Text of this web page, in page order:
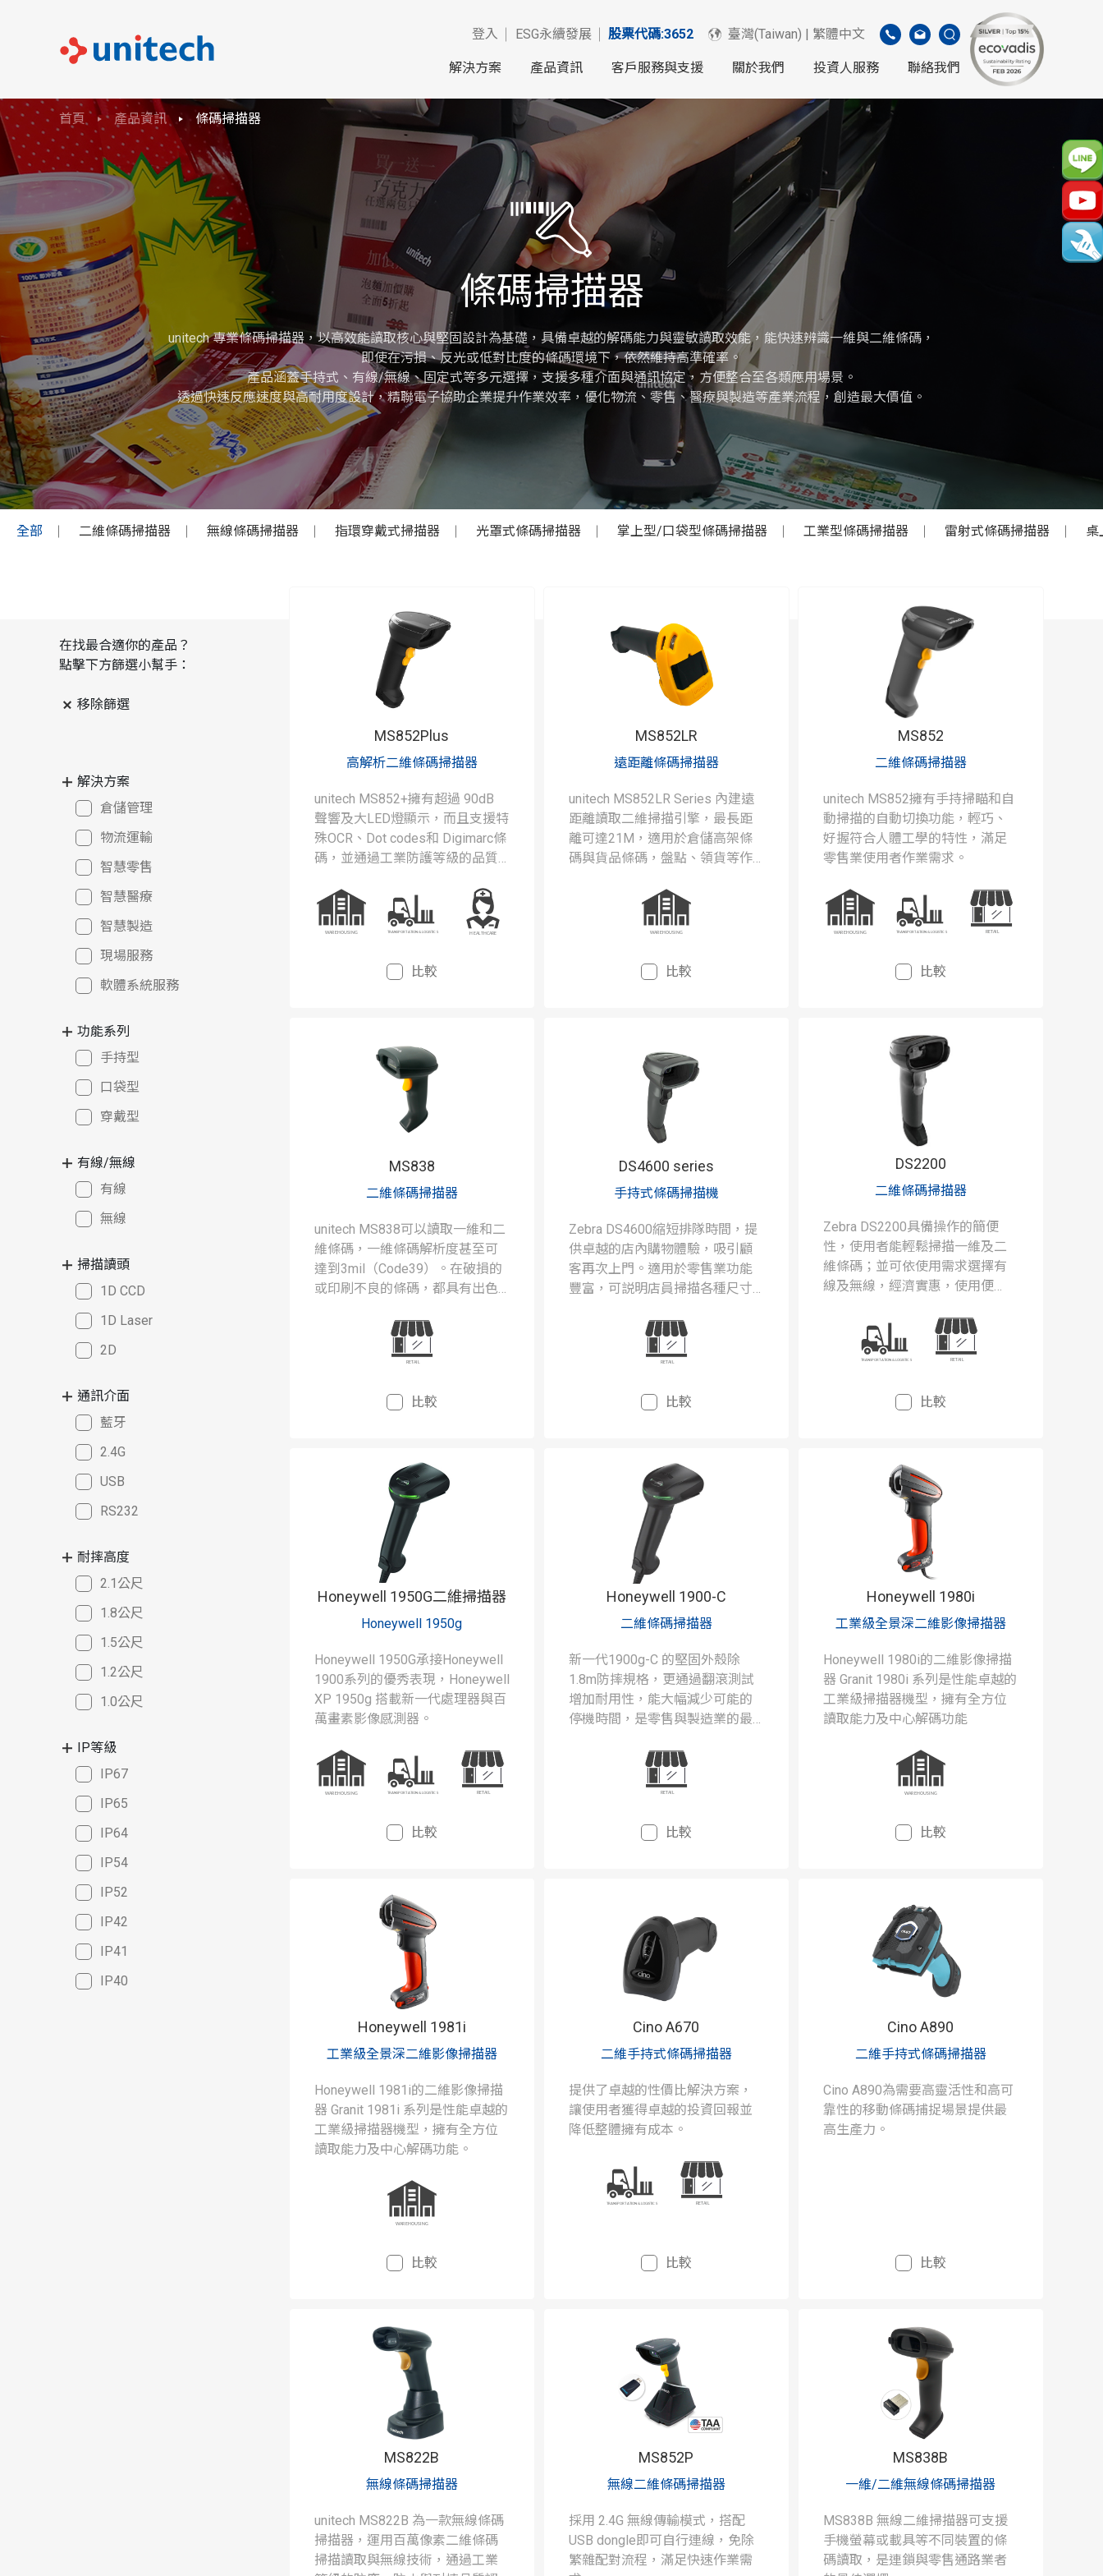
登入 ESG永續發展 股票代碼:3652 臺灣(Taiwan) | 繁體中文
解決方案 產品資訊 客戶服務與支援 關於我們 投資人服務 聯絡我們
首頁 產品資訊 條碼掃描器
條碼掃描器
unitech 專業條碼掃描器，以高效能讀取核心與堅固設計為基礎，具備卓越的解碼能力與靈敏讀取效能，能快速辨識一維與二維條碼，
即使在污損、反光或低對比度的條碼環境下，依然維持高準確率。
產品涵蓋手持式、有線/無線、固定式等多元選擇，支援多種介面與通訊協定，方便整合至各類應用場景。
透過快速反應速度與高耐用度設計，精聯電子協助企業提升作業效率，優化物流、零售、醫療與製造等產業流程，創造最大價值。
全部 二維條碼掃描器 無線條碼掃描器 指環穿戴式掃描器 光罩式條碼掃描器 掌上型/口袋型條碼掃描器 工業型條碼掃描器 雷射式條碼掃描器 桌
在找最合適你的產品？
點擊下方篩選小幫手：
移除篩選
解決方案
倉儲管理
物流運輸
智慧零售
智慧醫療
智慧製造
現場服務
軟體系統服務
功能系列
手持型
口袋型
穿戴型
有線/無線
有線
無線
掃描讀頭
1D CCD
1D Laser
2D
通訊介面
藍牙
2.4G
USB
RS232
耐摔高度
2.1公尺
1.8公尺
1.5公尺
1.2公尺
1.0公尺
IP等級
IP67
IP65
IP64
IP54
IP52
IP42
IP41
IP40
MS852Plus
高解析二維條碼掃描器
unitech MS852+擁有超過 90dB
聲響及大LED燈顯示，而且支援特
殊OCR、Dot codes和 Digimarc條
碼，並通過工業防護等級的品質
善率保證。
比較
MS852LR
遠距離條碼掃描器
unitech MS852LR Series 內建遠
距離讀取二維掃描引擎，最長距
離可達21M，適用於倉儲高架條
碼與貨品條碼，盤點、領貨等作
比較
MS852
二維條碼掃描器
unitech MS852擁有手持掃瞄和自
動掃描的自動切換功能，輕巧、
好握符合人體工學的特性，滿足
零售業使用者作業需求。
比較
MS838
二維條碼掃描器
unitech MS838可以讀取一維和二
維條碼，一維條碼解析度甚至可
達到3mil（Code39）。在破損的
或印刷不良的條碼，都具有出色
價格的掃描器。
比較
DS4600 series
手持式條碼掃描機
Zebra DS4600縮短排隊時間，提
供卓越的店內購物體驗，吸引顧
客再次上門。適用於零售業功能
豐富，可説明店員掃描各種尺寸
碼，以及處理各種類型的交易。
比較
DS2200
二維條碼掃描器
Zebra DS2200具備操作的簡便
性，使用者能輕鬆掃描一維及二
維條碼；並可依使用需求選擇有
線及無線，經濟實惠，使用便
比較
Honeywell 1950G二維掃描器
Honeywell 1950g
Honeywell 1950G承接Honeywell
1900系列的優秀表現，Honeywell
XP 1950g 搭載新一代處理器與百
萬畫素影像感測器。
比較
Honeywell 1900-C
二維條碼掃描器
新一代1900g-C 的堅固外殼除
1.8m防摔規格，更通過翻滾測試
增加耐用性，能大幅減少可能的
停機時間，是零售與製造業的最
比較
Honeywell 1980i
工業級全景深二維影像掃描器
Honeywell 1980i的二維影像掃描
器 Granit 1980i 系列是性能卓越的
工業級掃描器機型，擁有全方位
讀取能力及中心解碼功能
比較
Honeywell 1981i
工業級全景深二維影像掃描器
Honeywell 1981i的二維影像掃描
器 Granit 1981i 系列是性能卓越的
工業級掃描器機型，擁有全方位
讀取能力及中心解碼功能。
比較
Cino A670
二維手持式條碼掃描器
提供了卓越的性價比解決方案，
讓使用者獲得卓越的投資回報並
降低整體擁有成本。
比較
Cino A890
二維手持式條碼掃描器
Cino A890為需要高靈活性和高可
靠性的移動條碼捕捉場景提供最
高生產力。
比較
MS822B
無線條碼掃描器
unitech MS822B 為一款無線條碼
掃描器，運用百萬像素二維條碼
掃描讀取與無線技術，通過工業
MS852P
無線二維條碼掃描器
採用 2.4G 無線傳輸模式，搭配
USB dongle即可自行連線，免除
繁雜配對流程，滿足快速作業需
MS838B
一維/二維無線條碼掃描器
MS838B 無線二維掃描器可支援
手機螢幕或載具等不同裝置的條
碼讀取，是連鎖與零售通路業者